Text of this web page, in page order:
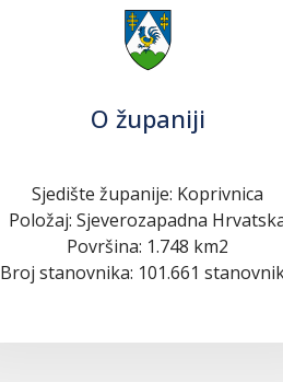
O županiji
Sjedište županije: Koprivnica
Položaj: Sjeverozapadna
Površina: 1.748 km2
Broj stanovnika: 101.661